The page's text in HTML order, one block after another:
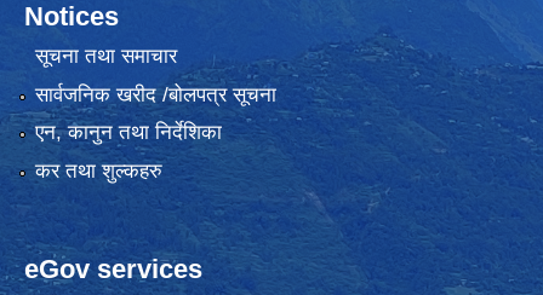
Notices
सूचना तथा समाचार
सार्वजनिक खरीद /बोलपत्र सूचना
एन, कानुन तथा निर्देशिका
कर तथा शुल्कहरु
eGov services